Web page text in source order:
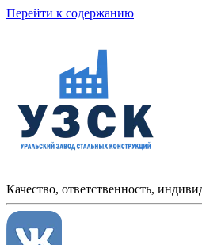
Перейти к содержанию
Качество, ответственность,